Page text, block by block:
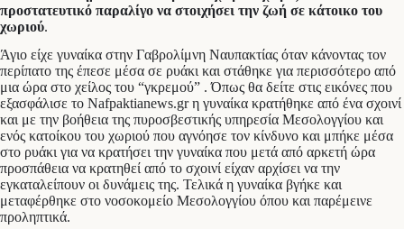
προστατευτικό παραλίγο να στοιχήσει την ζωή σε κάτοικο του
χωριού.
Άγιο είχε γυναίκα στην Γαβρολίμνη Ναυπακτίας όταν κάνοντας τον
περίπατο της έπεσε μέσα σε ρυάκι και στάθηκε για περισσότερο από
μια ώρα στο χείλος του “γκρεμού” . Όπως θα δείτε στις εικόνες που
εξασφάλισε το Nafpaktianews.gr η γυναίκα κρατήθηκε από ένα σχοινί
και με την βοήθεια της πυροσβεστικής υπηρεσία Μεσολογγίου και
ενός κατοίκου του χωριού που αγνόησε τον κίνδυνο και μπήκε μέσα
στο ρυάκι για να κρατήσει την γυναίκα που μετά από αρκετή ώρα
προσπάθεια να κρατηθεί από το σχοινί είχαν αρχίσει να την
εγκαταλείπουν οι δυνάμεις της. Τελικά η γυναίκα βγήκε και
μεταφέρθηκε στο νοσοκομείο Μεσολογγίου όπου και παρέμεινε
προληπτικά.